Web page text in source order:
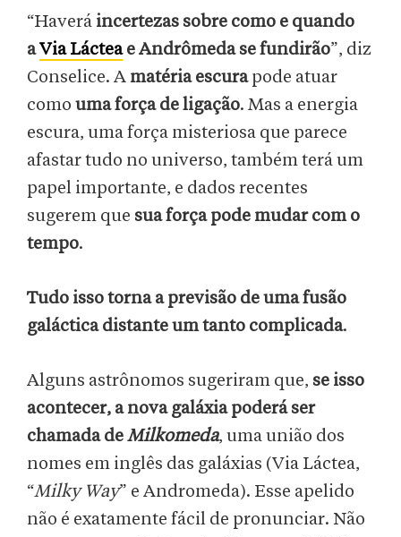
“Haverá incertezas sobre como e quando
aVia Lácteae Andrômeda se fundirão”, diz
Conselice. A matéria escurapode atuar
como uma força de ligação. Mas a energia
escura, uma força misteriosa que parece
afastar tudo no universo, também terá um
papel importante, e dados recentes
sugerem que sua força pode mudar com o
tempo.
Tudo isso torna a previsão de uma fusão
galáctica distante um tanto complicada.
Alguns astrônomos sugeriram que, se isso
acontecer, a nova galáxia poderá ser
chamada deMilkomeda, uma união dos
nomes em inglês das galáxias (Via Láctea,
“Milky Way” e Andromeda). Esse apelido
não é exatamente fácil de pronunciar. Não